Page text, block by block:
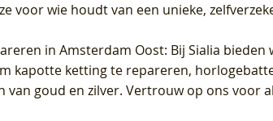
voor wie houdt van een unieke,
in Amsterdam Oost: Bij Sialia
kapotte ketting te repareren,
goud en zilver. Vertrouw op ons voor